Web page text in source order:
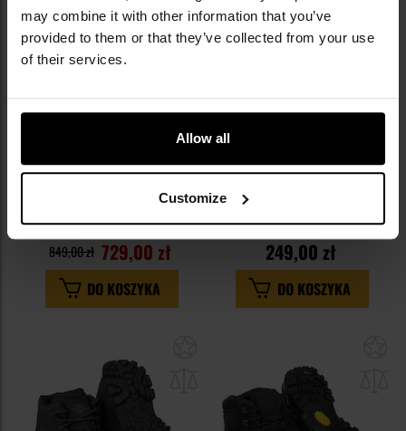
may combine it with other information that you’ve
provided to them or that they’ve collected from your use
of their services.
Allow all
Customize
schowka
Wysyłka:Natychmiast
729,00 zł
849,00 zł
DO KOSZYKA
Wysyłka:Natychmiast
249,00 zł
DO KOSZYKA
schowka